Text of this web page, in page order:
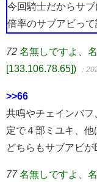
今回騎士だからサ
倍率のサブアビって
72 名無しですよ、
[133.106.78.65])
：
>>66
共鳴やチェインバ
定で４部ミユキ、
どちらもサブアビ
77 名無しですよ、